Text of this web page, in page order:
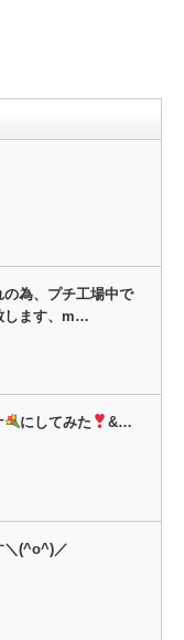
為、プチ工場中で
します、m…
にしてみた &…
＼(^o^)／